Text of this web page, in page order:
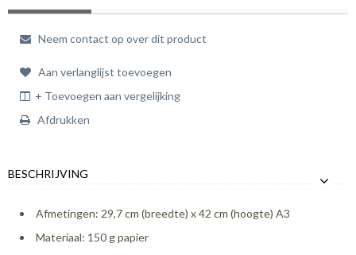
Neem contact op over dit product
Aan verlanglijst toevoegen
+ Toevoegen aan vergelijking
Afdrukken
BESCHRIJVING
Afmetingen: 29,7 cm (breedte) x 42 cm (hoogte) A3
Materiaal: 150 g papier